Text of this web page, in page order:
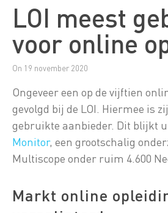
LOI meest gebruikt
voor online
On 19 november 2020
Ongeveer een op de vijftien
gevolgd bij de LOI. Hiermee is
gebruikte aanbieder. Dit blijkt
Monitor, een grootschalig
Multiscope onder ruim 4.600
Markt online opleidingen zeer